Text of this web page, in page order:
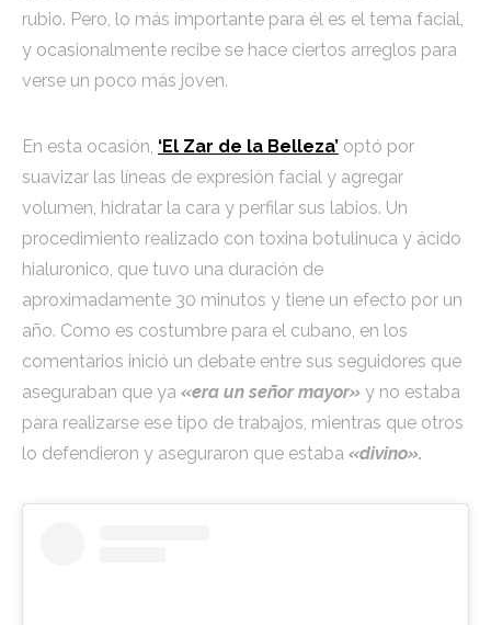
rubio. Pero, lo más importante para él es el tema facial,
y ocasionalmente recibe se hace ciertos arreglos para
verse un poco más joven.
En esta ocasión, ‘El Zar de la Belleza’ optó por
suavizar las líneas de expresión facial y agregar
volumen, hidratar la cara y perfilar sus labios. Un
procedimiento realizado con toxina botulinuca y ácido
hialuronico, que tuvo una duración de
aproximadamente 30 minutos y tiene un efecto por un
año. Como es costumbre para el cubano, en los
comentarios inició un debate entre sus seguidores que
aseguraban que ya «era un señor mayor» y no estaba
para realizarse ese tipo de trabajos, mientras que otros
lo defendieron y aseguraron que estaba «divino».